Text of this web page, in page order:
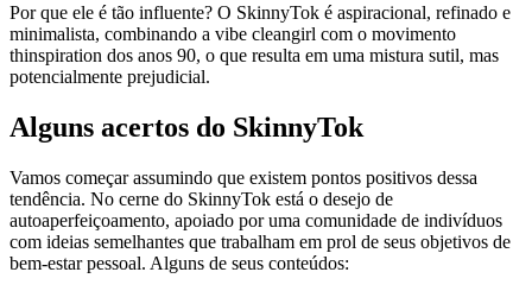
Por que ele é tão influente? O SkinnyTok é aspiracional, refinado e
minimalista, combinando a vibe cleangirl com o movimento
thinspiration dos anos 90, o que resulta em uma mistura sutil, mas
potencialmente prejudicial.
Alguns acertos do SkinnyTok
Vamos começar assumindo que existem pontos positivos dessa
tendência. No cerne do SkinnyTok está o desejo de
autoaperfeiçoamento, apoiado por uma comunidade de indivíduos
com ideias semelhantes que trabalham em prol de seus objetivos de
bem-estar pessoal. Alguns de seus conteúdos: